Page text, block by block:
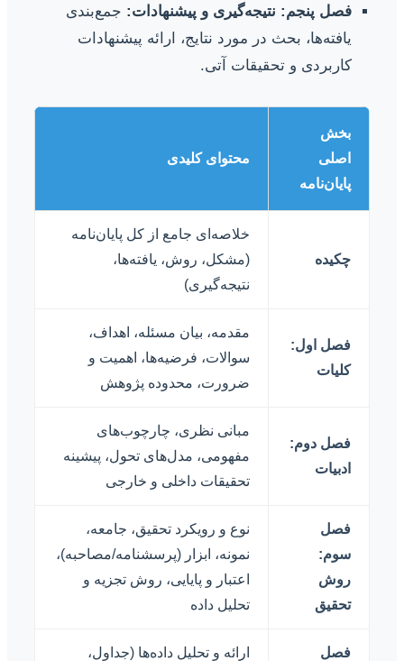
فصل پنجم: نتیجه‌گیری و پیشنهادات: جمع‌بندی
یافته‌ها، بحث در مورد نتایج، ارائه پیشنهادات
کاربردی و تحقیقات آتی.
بخش
اصلی
پایان‌نامه
محتوای کلیدی
چکیده
خلاصه‌ای جامع از کل پایان‌نامه
(مشکل، روش، یافته‌ها،
نتیجه‌گیری)
فصل اول:
کلیات
مقدمه، بیان مسئله، اهداف،
سوالات، فرضیه‌ها، اهمیت و
ضرورت، محدوده پژوهش
فصل دوم:
ادبیات
مبانی نظری، چارچوب‌های
مفهومی، مدل‌های تحول، پیشینه
تحقیقات داخلی و خارجی
فصل
سوم:
روش
تحقیق
نوع و رویکرد تحقیق، جامعه،
نمونه، ابزار (پرسشنامه/مصاحبه)،
اعتبار و پایایی، روش تجزیه و
تحلیل داده
فصل
ارائه و تحلیل داده‌ها (جداول،